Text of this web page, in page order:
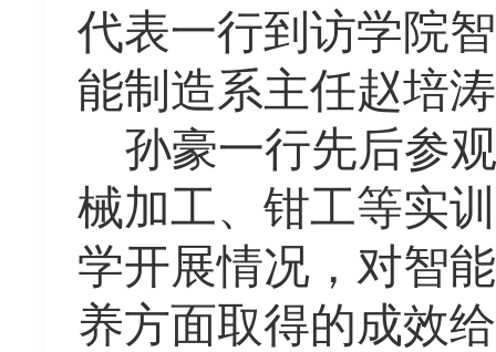
代表一行到访学院
能制造系主任赵培
孙豪一行先后参
械加工、钳工等实
学开展情况，对智
养方面取得的成效